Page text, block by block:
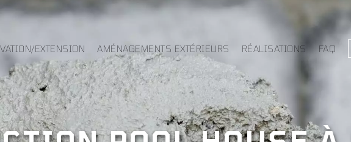
EXTENSION AMÉNAGEMENTS EXTÉRIEURS RÉALISATIONS FAQ